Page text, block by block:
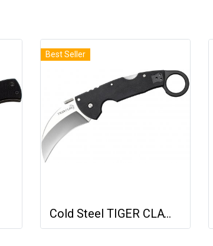
Best Seller
Cold Steel TIGER CLAW - PLAIN EDGE (S35VN)